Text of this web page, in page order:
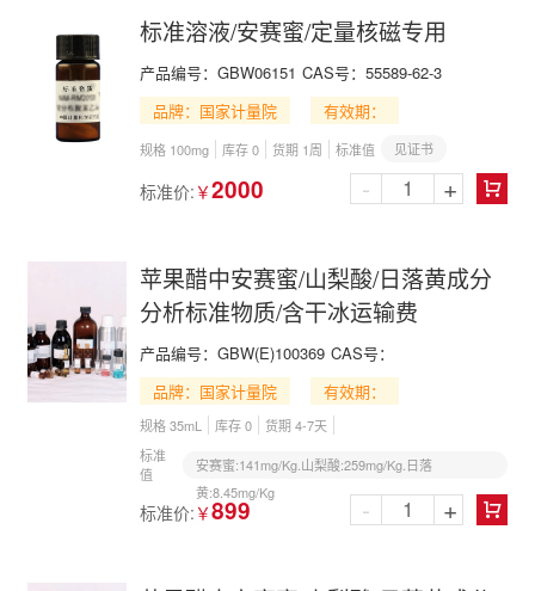
标准溶液/安赛蜜/定量核磁专用
产品编号： GBW06151 CAS号： 55589-62-3
品牌：国家计量院
有效期：
规格 100mg 库存 0 货期 1周 标准值 见证书
标准价: ￥2000 
- +
苹果醋中安赛蜜/山梨酸/日落黄成分
分析标准物质/含干冰运输费
产品编号： GBW(E)100369 CAS号：
品牌：国家计量院
有效期：
规格 35mL 库存 0
货期 4-7天
标准
值
安赛蜜:141mg/Kg.山梨酸:259mg/Kg.日落
黄:8.45mg/Kg
标准价: ￥899 
- +